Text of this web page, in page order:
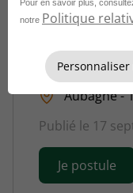
Mécanicien
Aubagne -
Publié le 17
Je postule
Pour en savoir plus,
notre Politique